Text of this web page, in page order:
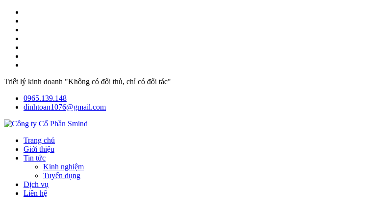
Triết lý kinh doanh "Không có đối thủ, chỉ có đối tác"
0965.139.148
dinhtoan1076@gmail.com
Trang chủ
Giới thiệu
Tin tức
Kinh nghiệm
Tuyển dụng
Dịch vụ
Liên hệ